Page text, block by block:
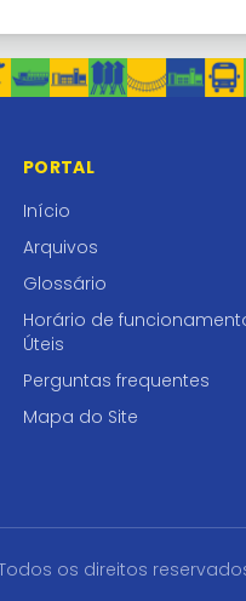
PORTAL
Início
Arquivos
Glossário
Horário de
Úteis
Perguntas frequentes
Mapa do Site
os direitos